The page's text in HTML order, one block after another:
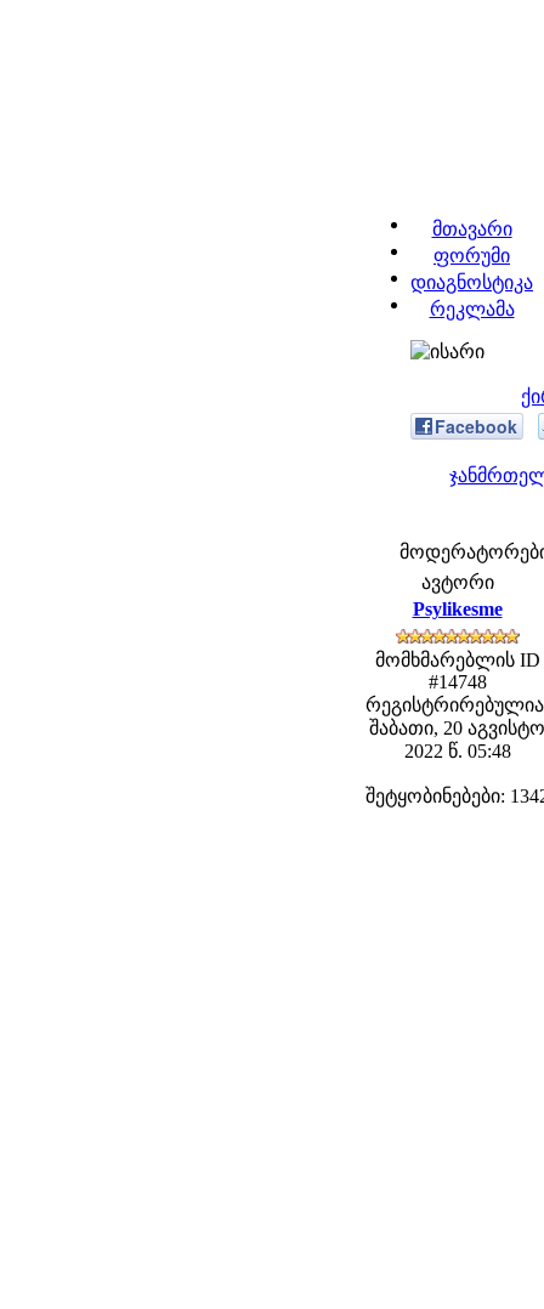
მთავარი
ფორუმი
დიაგნოსტიკა
რეკლამა
Facebook
მოდერატორები:
ავტორი
Psylikesme
მომხმარებლის ID
#14748
შაბათი, 20 აგვისტო
2022 წ. 05:48
შეტყობინებები: